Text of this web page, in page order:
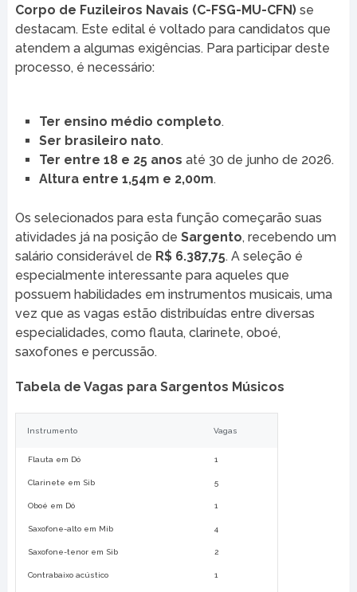
Corpo de Fuzileiros Navais (C-FSG-MU-CFN)se
destacam. Este edital é voltado para candidatos que
atendem a algumas exigências. Para participar deste
processo, é necessário:
Ter ensino médio completo.
Ser brasileiro nato.
Ter entre 18 e 25 anos até 30 de junho de 2026.
Altura entre 1,54m e 2,00m.
Os selecionados para esta função começarão suas
atividades já na posição de Sargento, recebendo um
salário considerável de R$ 6.387,75. A seleção é
especialmente interessante para aqueles que
possuem habilidades em instrumentos musicais, uma
vez que as vagas estão distribuídas entre diversas
especialidades, como flauta, clarinete, oboé,
saxofones e percussão.
Tabela de Vagas para Sargentos Músicos
Instrumento Vagas
Flauta em Dó 1
Clarinete em Sib 5
Oboé em Dó 1
Saxofone-alto em Mib 4
Saxofone-tenor em Sib 2
Contrabaixo acústico 1